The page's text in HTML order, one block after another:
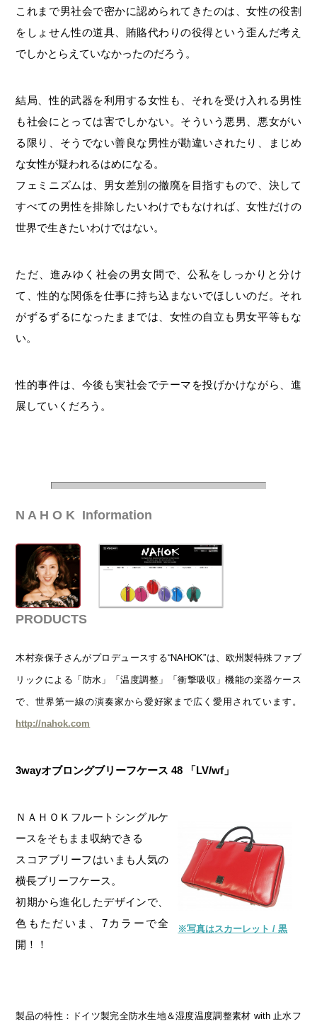
これまで男社会で密かに認められてきたのは、女性の役割
をしょせん性の道具、賄賂代わりの役得という歪んだ考え
でしかとらえていなかったのだろう。
結局、性的武器を利用する女性も、それを受け入れる男性
も社会にとっては害でしかない。そういう悪男、悪女がい
る限り、そうでない善良な男性が勘違いされたり、まじめ
な女性が疑われるはめになる。
フェミニズムは、男女差別の撤廃を目指すもので、決して
すべての男性を排除したいわけでもなければ、女性だけの
世界で生きたいわけではない。
ただ、進みゆく社会の男女間で、公私をしっかりと分け
て、性的な関係を仕事に持ち込まないでほしいのだ。それ
がずるずるになったままでは、女性の自立も男女平等もな
い。
性的事件は、今後も実社会でテーマを投げかけながら、進
展していくだろう。
N A H O K Information
PRODUCTS
木村奈保子さんがプロデュースする“NAHOK”は、欧州製特殊ファブ
リックによる「防水」「温度調整」「衝撃吸収」機能の楽器ケース
で、世界第一線の演奏家から愛好家まで広く愛用されています。
http://nahok.com
3wayオブロングブリーフケース 48 「LV/wf」
※写真はスカーレット / 黒
ＮＡＨＯＫフルートシングルケ
ースをそもまま収納できる
スコアブリーフはいまも人気の
横長ブリーフケース。
初期から進化したデザインで、
色もただいま、7カラーで全
開！！
製品の特性：ドイツ製完全防水生地＆湿度温度調整素材 with 止水フ